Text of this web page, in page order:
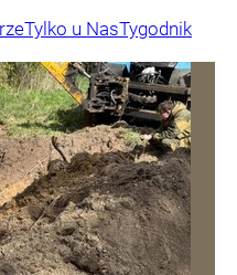
Tylko u NasTygodnik